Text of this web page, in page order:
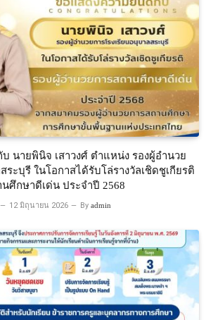
นายพินิจ เสาวงศ์ ตำแหน่ง รองผู้อำนวย
ระบุรี ในโอกาสได้รับโล่รางวัลเชิดชูเกียรติ
ศึกษาดีเด่น ประจำปี 2568
12 มิถุนายน 2026 By admin